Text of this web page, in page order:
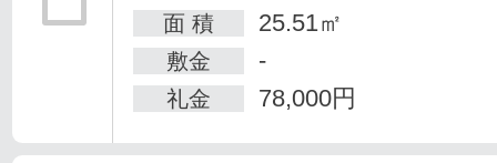
面 積 25.51㎡
敷金 -
礼金 78,000円